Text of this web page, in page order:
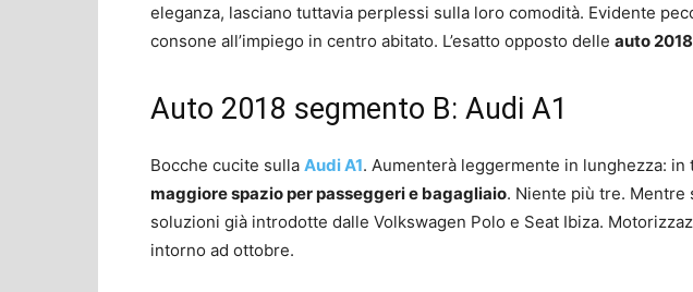
eleganza, lasciano tuttavia perplessi sulla loro comodità. Evidente
consone all’impiego in centro abitato. L’esatto opposto delle auto
Auto 2018 segmento B: Audi A1
Bocche cucite sulla Audi A1. Aumenterà leggermente in lunghezza: in
maggiore spazio per passeggeri e bagagliaio. Niente più tre. Mentre
soluzioni già introdotte dalle Volkswagen Polo e Seat Ibiza.
intorno ad ottobre.